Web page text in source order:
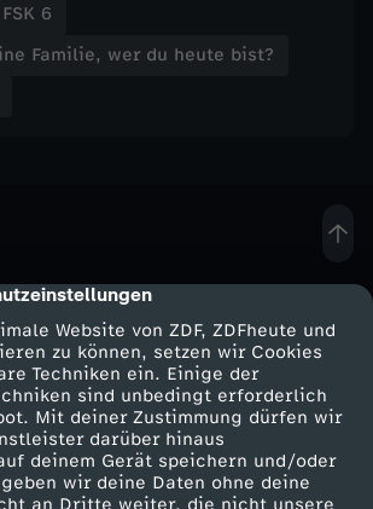
Website von ZDF, ZDFheute und
zu können, setzen wir Cookies
Techniken ein. Einige der
sind unbedingt erforderlich
Mit deiner Zustimmung dürfen wir
darüber hinaus
deinem Gerät speichern und/oder
wir deine Daten ohne deine
an Dritte weiter, die nicht unsere
FSK 6
Familie, wer du heute bist?
Service
ZDFmitreden